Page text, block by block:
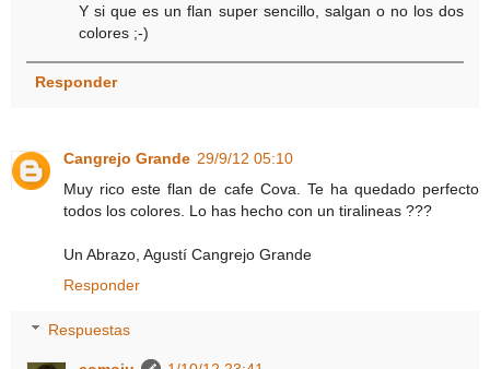
Y si que es un flan super sencillo, salgan o no los dos
colores ;-)
Responder
Cangrejo Grande 29/9/12 05:10
Muy rico este flan de cafe Cova. Te ha quedado perfecto
todos los colores. Lo has hecho con un tiralineas ???
Un Abrazo, Agustí Cangrejo Grande
Responder
Respuestas